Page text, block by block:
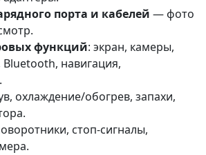
порта и кабелей — фото
функций: экран, камеры,
Bluetooth, навигация,
охлаждение/обогрев, запахи,
стоп-сигналы,